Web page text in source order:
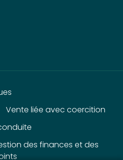
Vente liée avec coercition
des finances et des